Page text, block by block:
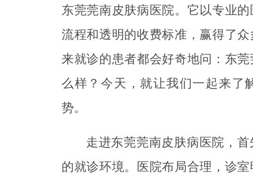
东莞莞南皮肤病医院。它以专业
流程和透明的收费标准，赢得了
来就诊的患者都会好奇地问：东
么样？今天，就让我们一起来了
势。
走进东莞莞南皮肤病医院，
的就诊环境。医院布局合理，诊